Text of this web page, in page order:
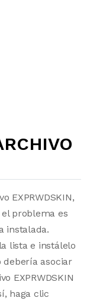
EXPRWDSKIN,
problema es
instalada.
lista e instálelo
debería asociar
EXPRWDSKIN
haga clic